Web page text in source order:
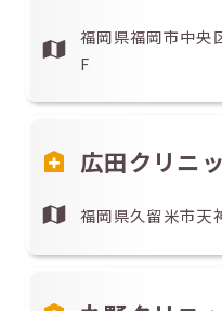
福岡県福岡市中
F
広田クリニ
福岡県久留米市天